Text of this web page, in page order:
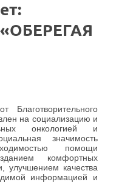
«ОБЕРЕГАЯ
на социализацию и
онкологией и
значимость
помощи
комфортных
улучшением качества
информацией и